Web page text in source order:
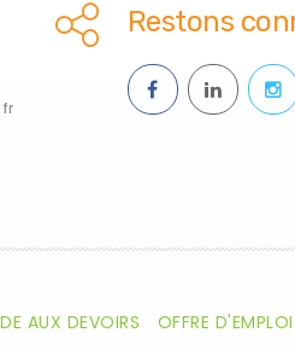
Restons
AUX DEVOIRS OFFRE D'EMPLOI